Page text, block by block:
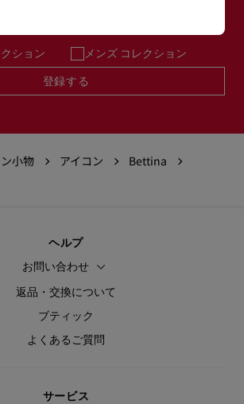
x 長さ22cm x 幅5cm
報は下記よりご確認くださいませ。
ション メンズ コレクション
登録する
小物 アイコン
Bettina
ヘルプ
お問い合わせ
返品・交換について
ブティック
よくあるご質問
サービス